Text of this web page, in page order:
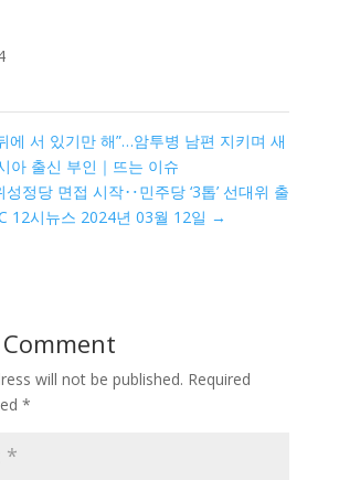
에 서 있기만 해”…암투병 남편 지키며 새
아 출신 부인｜뜨는 이슈
정당 면접 시작‥민주당 ‘3톱’ 선대위 출
12시뉴스 2024년 03월 12일 →
will not be published. Required
*